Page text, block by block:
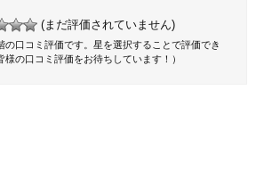
(まだ評価されていません)
の口コミ評価です。星を選択することで評価でき
様の口コミ評価をお待ちしています！）